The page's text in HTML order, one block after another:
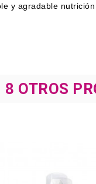
y agradable
8 OTROS